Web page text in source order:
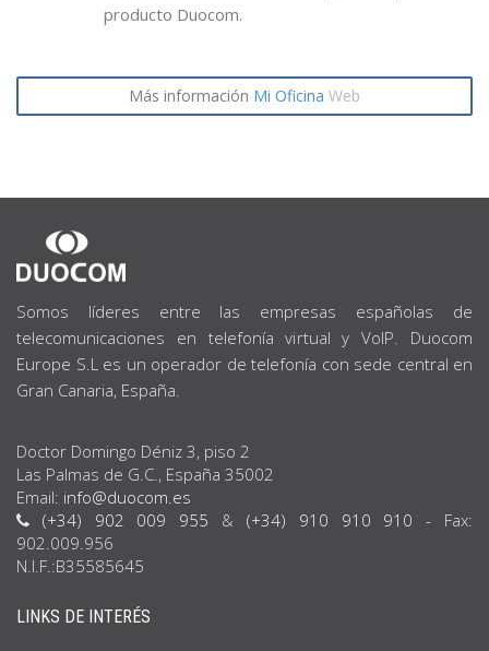
producto Duocom.
Más información Mi Oficina Web
SOBRE
NOSOTROS
Somos líderes entre las empresas españolas de
telecomunicaciones en telefonía virtual y VoIP. Duocom
Europe S.L es un operador de telefonía con sede central en
Gran Canaria, España.
Doctor Domingo Déniz 3, piso 2
Las Palmas de G.C., España 35002
Email: info@duocom.es
(+34) 902 009 955 & (+34) 910 910 910 - Fax:
902.009.956
N.I.F.:B35585645
LINKS DE INTERÉS